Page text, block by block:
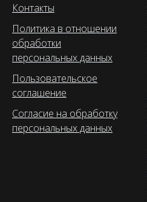
Контакты
Политика в отношении
обработки
персональных данных
Пользовательское
соглашение
Согласие на обработку
персональных данных